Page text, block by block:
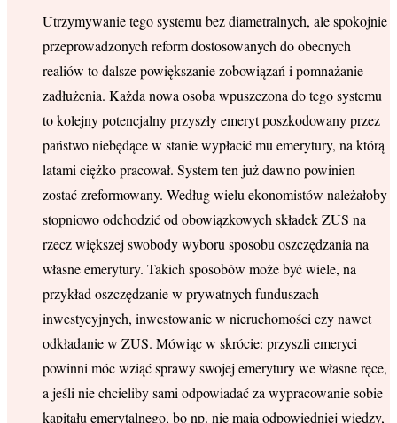
Utrzymywanie tego systemu bez diametralnych, ale spokojnie
przeprowadzonych reform dostosowanych do obecnych
realiów to dalsze powiększanie zobowiązań i pomnażanie
zadłużenia. Każda nowa osoba wpuszczona do tego systemu
to kolejny potencjalny przyszły emeryt poszkodowany przez
państwo niebędące w stanie wypłacić mu emerytury, na którą
latami ciężko pracował. System ten już dawno powinien
zostać zreformowany. Według wielu ekonomistów należałoby
stopniowo odchodzić od obowiązkowych składek ZUS na
rzecz większej swobody wyboru sposobu oszczędzania na
własne emerytury. Takich sposobów może być wiele, na
przykład oszczędzanie w prywatnych funduszach
inwestycyjnych, inwestowanie w nieruchomości czy nawet
odkładanie w ZUS. Mówiąc w skrócie: przyszli emeryci
powinni móc wziąć sprawy swojej emerytury we własne ręce,
a jeśli nie chcieliby sami odpowiadać za wypracowanie sobie
kapitału emerytalnego, bo np. nie mają odpowiedniej wiedzy,